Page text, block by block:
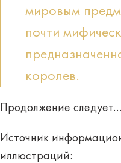
мировым
почти
королев.
Продолжение следует…
Источник
иллюстраций: